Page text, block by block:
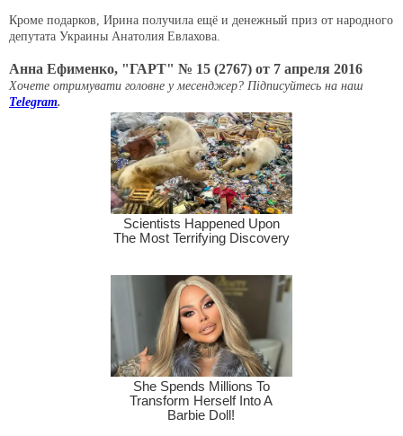
Кроме подарков, Ирина получила ещё и денежный приз от народного
депутата Украины Анатолия Евлахова.
Анна Ефименко, "ГАРТ" № 15 (2767) от 7 апреля 2016
Хочете отримувати головне у месенджер? Підписуйтесь на наш
Telegram.